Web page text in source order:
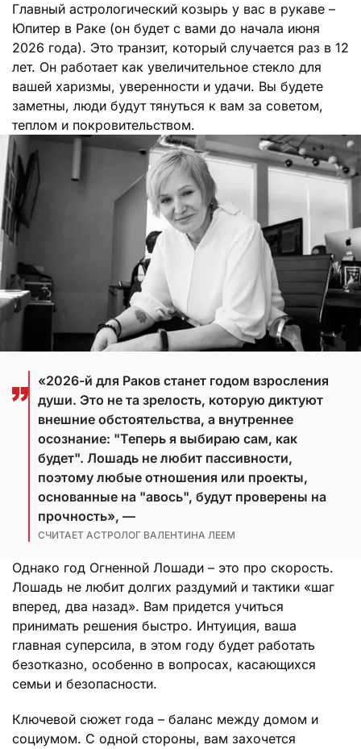
Главный астрологический козырь у вас в рукаве –
Юпитер в Раке (он будет с вами до начала июня
2026 года). Это транзит, который случается раз в 12
лет. Он работает как увеличительное стекло для
вашей харизмы, уверенности и удачи. Вы будете
заметны, люди будут тянуться к вам за советом,
теплом и покровительством.
«2026-й для Раков станет годом взросления
души. Это не та зрелость, которую диктуют
внешние обстоятельства, а внутреннее
осознание: "Теперь я выбираю сам, как
будет". Лошадь не любит пассивности,
поэтому любые отношения или проекты,
основанные на "авось", будут проверены на
прочность», —
СЧИТАЕТ АСТРОЛОГ ВАЛЕНТИНА ЛЕЕМ
Однако год Огненной Лошади – это про скорость.
Лошадь не любит долгих раздумий и тактики «шаг
вперед, два назад». Вам придется учиться
принимать решения быстро. Интуиция, ваша
главная суперсила, в этом году будет работать
безотказно, особенно в вопросах, касающихся
семьи и безопасности.
Ключевой сюжет года – баланс между домом и
социумом. С одной стороны, вам захочется